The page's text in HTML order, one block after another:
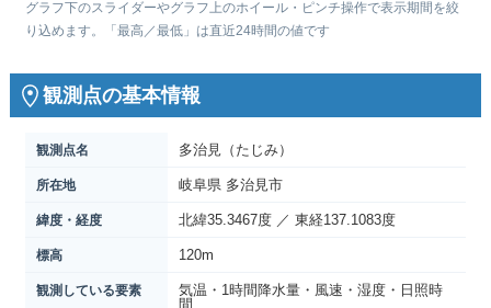
グラフ下のスライダーやグラフ上のホイール・ピンチ操作で表示期間を絞
り込めます。「最高／最低」は直近24時間の値です
観測点の基本情報
観測点名 多治見（たじみ）
所在地 岐阜県 多治見市
緯度・経度 北緯35.3467度 ／ 東経137.1083度
標高 120m
観測している要素
気温・1時間降水量・風速・湿度・日照時
間